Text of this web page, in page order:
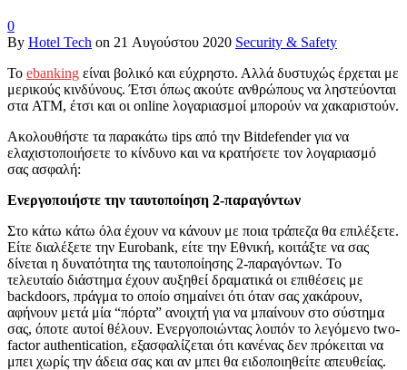
0
By Hotel Tech on 21 Αυγούστου 2020 Security & Safety
Το ebanking είναι βολικό και εύχρηστο. Αλλά δυστυχώς έρχεται με
μερικούς κινδύνους. Έτσι όπως ακούτε ανθρώπους να ληστεύονται
στα ATM, έτσι και οι online λογαριασμοί μπορούν να χακαριστούν.
Ακολουθήστε τα παρακάτω tips από την Bitdefender για να
ελαχιστοποιήσετε το κίνδυνο και να κρατήσετε τον λογαριασμό
σας ασφαλή:
Ενεργοποιήστε την ταυτοποίηση 2-παραγόντων
Στο κάτω κάτω όλα έχουν να κάνουν με ποια τράπεζα θα επιλέξετε.
Είτε διαλέξετε την Eurobank, είτε την Εθνική, κοιτάξτε να σας
δίνεται η δυνατότητα της ταυτοποίησης 2-παραγόντων. Το
τελευταίο διάστημα έχουν αυξηθεί δραματικά οι επιθέσεις με
backdoors, πράγμα το οποίο σημαίνει ότι όταν σας χακάρουν,
αφήνουν μετά μία “πόρτα” ανοιχτή για να μπαίνουν στο σύστημα
σας, όποτε αυτοί θέλουν. Ενεργοποιώντας λοιπόν το λεγόμενο two-
factor authentication, εξασφαλίζεται ότι κανένας δεν πρόκειται να
μπει χωρίς την άδεια σας και αν μπει θα ειδοποιηθείτε απευθείας.